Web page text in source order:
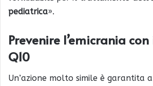
pediatrica».
Prevenire l’emicrania
Q10
Un’azione molto simile è garantita